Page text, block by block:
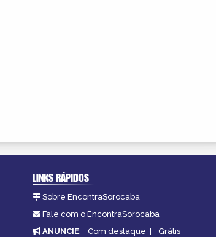
LINKS RÁPIDOS
Sobre EncontraSorocaba
Fale com o EncontraSorocaba
ANUNCIE: Com destaque | Grátis